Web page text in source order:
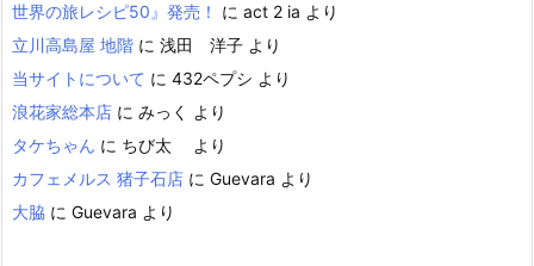
世界の旅レシピ50』発売！
に act 2 ia より
立川高島屋 地階 に 浅田 洋子 より
当サイトについて に 432ペプシ より
浪花家総本店 に みっく
より
タケちゃん に ちび太
より
カフェメルス 猪子石店 に Guevara より
大脇 に Guevara より